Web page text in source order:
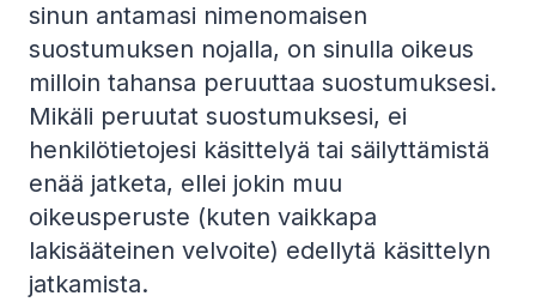
sinun antamasi nimenomaisen
suostumuksen nojalla, on sinulla oikeus
milloin tahansa peruuttaa suostumuksesi.
Mikäli peruutat suostumuksesi, ei
henkilötietojesi käsittelyä tai säilyttämistä
enää jatketa, ellei jokin muu
oikeusperuste (kuten vaikkapa
lakisääteinen velvoite) edellytä käsittelyn
jatkamista.